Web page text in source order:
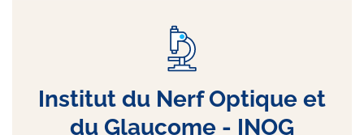
Institut du Nerf Optique et
du Glaucome - INOG